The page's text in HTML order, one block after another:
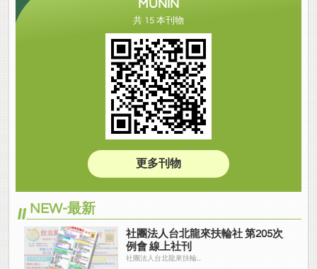
MUNIN
共 15 本刊物
更多刊物
NEW-最新
社團法人台北龍來扶輪社 第205次
例會 線上社刊
社團法人台北龍來扶輪...